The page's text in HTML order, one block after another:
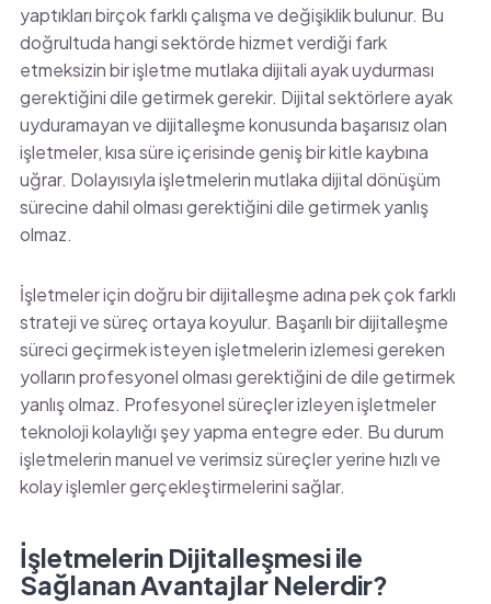
yaptıkları birçok farklı çalışma ve değişiklik bulunur. Bu
doğrultuda hangi sektörde hizmet verdiği fark
etmeksizin bir işletme mutlaka dijitali ayak uydurması
gerektiğini dile getirmek gerekir. Dijital sektörlere ayak
uyduramayan ve dijitalleşme konusunda başarısız olan
işletmeler, kısa süre içerisinde geniş bir kitle kaybına
uğrar. Dolayısıyla işletmelerin mutlaka dijital dönüşüm
sürecine dahil olması gerektiğini dile getirmek yanlış
olmaz.
İşletmeler için doğru bir dijitalleşme adına pek çok farklı
strateji ve süreç ortaya koyulur. Başarılı bir dijitalleşme
süreci geçirmek isteyen işletmelerin izlemesi gereken
yolların profesyonel olması gerektiğini de dile getirmek
yanlış olmaz. Profesyonel süreçler izleyen işletmeler
teknoloji kolaylığı şey yapma entegre eder. Bu durum
işletmelerin manuel ve verimsiz süreçler yerine hızlı ve
kolay işlemler gerçekleştirmelerini sağlar.
İşletmelerin Dijitalleşmesi ile
Sağlanan Avantajlar Nelerdir?